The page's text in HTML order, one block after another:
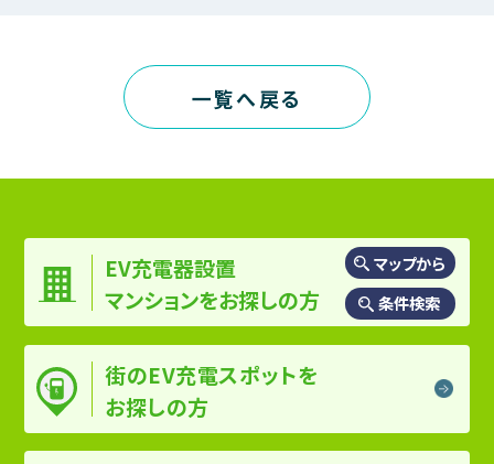
一覧へ戻る
EV充電器設置
マンションをお探しの方
マップから
条件検索
街のEV充電スポットを
お探しの方